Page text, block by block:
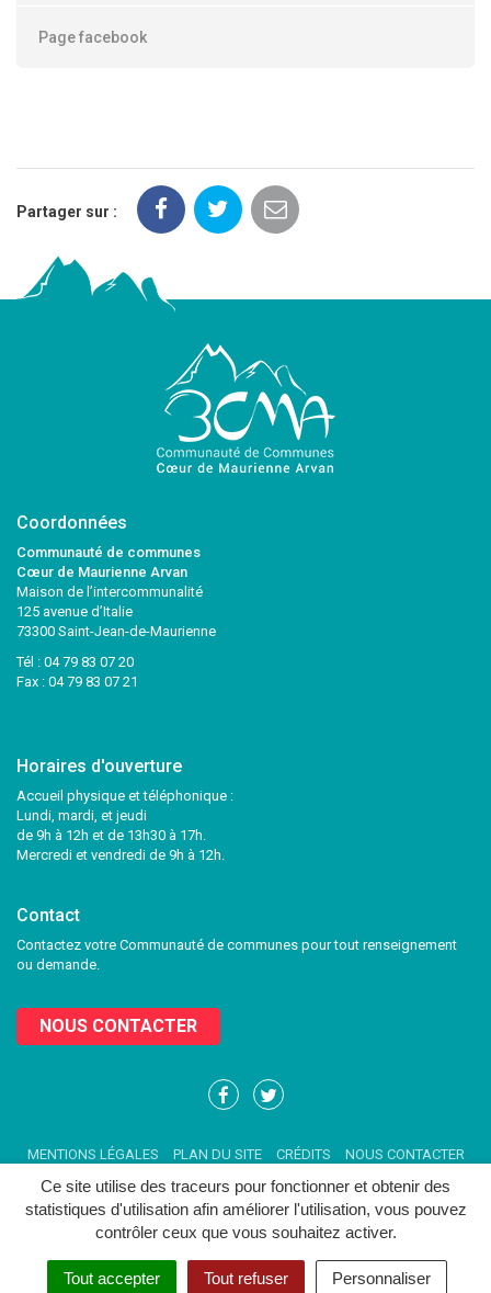
Ce site utilise des traceurs pour fonctionner et obtenir des
statistiques d'utilisation afin améliorer l'utilisation, vous pouvez
contrôler ceux que vous souhaitez activer.
Tout accepter Tout refuser Personnaliser
Page facebook
Partager sur :
Coordonnées
Communauté de communes
Cœur de Maurienne Arvan
Maison de l’intercommunalité
125 avenue d’Italie
73300 Saint-Jean-de-Maurienne
Tél : 04 79 83 07 20
Fax : 04 79 83 07 21
Horaires d'ouverture
Accueil physique et téléphonique :
Lundi, mardi, et jeudi
de 9h à 12h et de 13h30 à 17h.
Mercredi et vendredi de 9h à 12h.
Contact
Contactez votre Communauté de communes pour tout renseignement
ou demande.
NOUS CONTACTER
Lien
compte
Facebook
Lien
compte
Twitter
MENTIONS LÉGALES PLAN DU SITE CRÉDITS NOUS CONTACTER